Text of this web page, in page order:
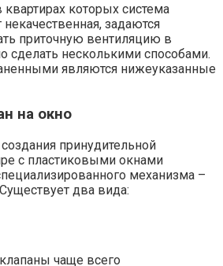
которых система
задаются
приточную вентиляцию в
сделать несколькими способами.
являются нижеуказанные
на окно
принудительной
с пластиковыми окнами
механизма –
два вида:
чаще всего